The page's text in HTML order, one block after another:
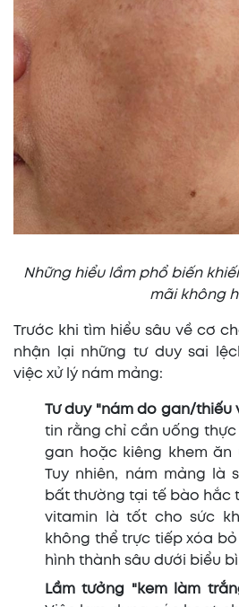
Những hiểu lầm phổ biến
mãi không
Trước khi tìm hiểu sâu về cơ
nhận lại những tư duy sai
việc xử lý nám mảng:
Tư duy "nám do gan/thiếu
tin rằng chỉ cần uống
gan hoặc kiêng khem ăn
Tuy nhiên, nám mảng là
bất thường tại tế bào hắc
vitamin là tốt cho sức
không thể trực tiếp xóa
hình thành sâu dưới biểu
Lầm tưởng "kem làm